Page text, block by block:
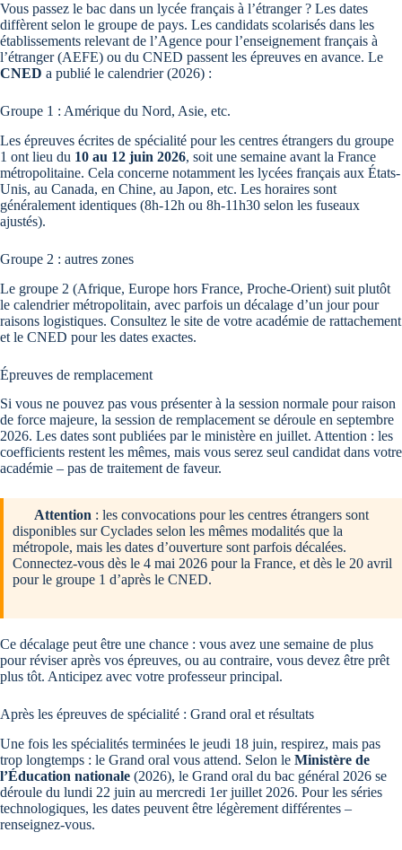
Vous passez le bac dans un lycée français à l’étranger ? Les dates
diffèrent selon le groupe de pays. Les candidats scolarisés dans les
établissements relevant de l’Agence pour l’enseignement français à
l’étranger (AEFE) ou du CNED passent les épreuves en avance. Le
CNED a publié le calendrier (2026) :
Groupe 1 : Amérique du Nord, Asie, etc.
Les épreuves écrites de spécialité pour les centres étrangers du groupe
1 ont lieu du 10 au 12 juin 2026, soit une semaine avant la France
métropolitaine. Cela concerne notamment les lycées français aux États-
Unis, au Canada, en Chine, au Japon, etc. Les horaires sont
généralement identiques (8h-12h ou 8h-11h30 selon les fuseaux
ajustés).
Groupe 2 : autres zones
Le groupe 2 (Afrique, Europe hors France, Proche-Orient) suit plutôt
le calendrier métropolitain, avec parfois un décalage d’un jour pour
raisons logistiques. Consultez le site de votre académie de rattachement
et le CNED pour les dates exactes.
Épreuves de remplacement
Si vous ne pouvez pas vous présenter à la session normale pour raison
de force majeure, la session de remplacement se déroule en septembre
2026. Les dates sont publiées par le ministère en juillet. Attention : les
coefficients restent les mêmes, mais vous serez seul candidat dans votre
académie – pas de traitement de faveur.
Attention : les convocations pour les centres étrangers sont
disponibles sur Cyclades selon les mêmes modalités que la
métropole, mais les dates d’ouverture sont parfois décalées.
Connectez-vous dès le 4 mai 2026 pour la France, et dès le 20 avril
pour le groupe 1 d’après le CNED.
Ce décalage peut être une chance : vous avez une semaine de plus
pour réviser après vos épreuves, ou au contraire, vous devez être prêt
plus tôt. Anticipez avec votre professeur principal.
Après les épreuves de spécialité : Grand oral et résultats
Une fois les spécialités terminées le jeudi 18 juin, respirez, mais pas
trop longtemps : le Grand oral vous attend. Selon le Ministère de
l’Éducation nationale (2026), le Grand oral du bac général 2026 se
déroule du lundi 22 juin au mercredi 1er juillet 2026. Pour les séries
technologiques, les dates peuvent être légèrement différentes –
renseignez-vous.